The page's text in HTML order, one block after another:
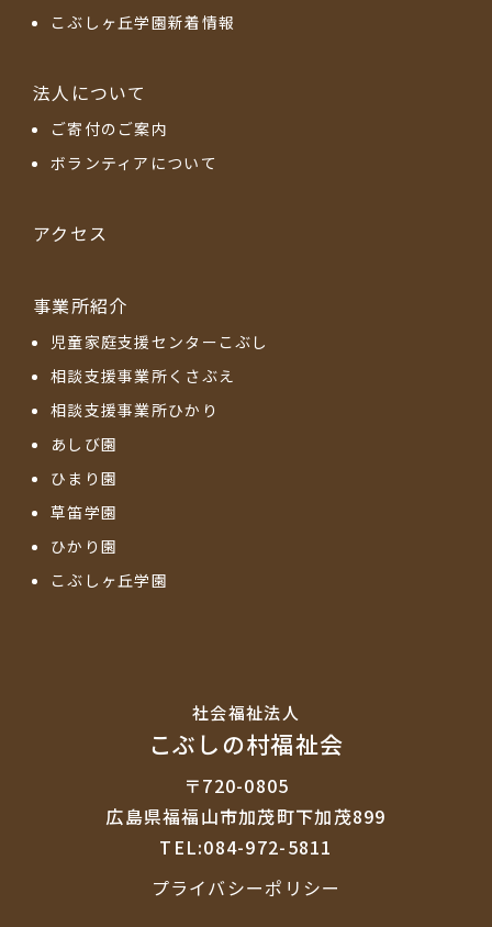
こぶしヶ丘学園新着情報
法人について
ご寄付のご案内
ボランティアについて
アクセス
事業所紹介
児童家庭支援センターこぶし
相談支援事業所くさぶえ
相談支援事業所ひかり
あしび園
ひまり園
草笛学園
ひかり園
こぶしヶ丘学園
社会福祉法⼈
こぶしの村福祉会
〒720-0805
広島県福福山市加茂町下加茂899
TEL:084-972-5811
プライバシーポリシー